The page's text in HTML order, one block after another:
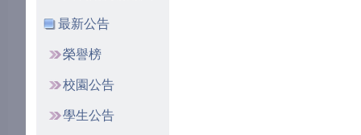
最新公告
榮譽榜
校園公告
學生公告